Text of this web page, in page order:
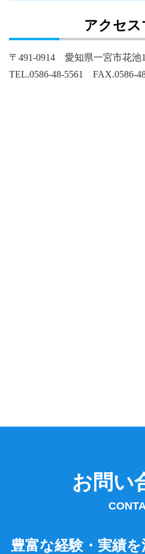
アクセ
〒491-0914 愛知県一宮市花池
TEL.0586-48-5561 FAX.0586-
お問い
豊富な経験・実績